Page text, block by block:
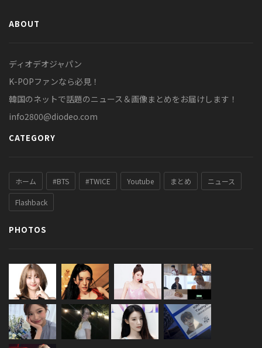
ABOUT
ディオデオジャパン
K-POPファンなら必見！
韓国のネットで話題のニュース＆画像まとめをお届けします！
info2800@diodeo.com
CATEGORY
ホーム #BTS #TWICE Youtube まとめ ニュース
Flashback
PHOTOS